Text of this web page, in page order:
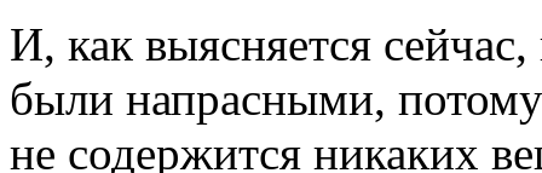
И, как выясняется
были напрасными, потому
не содержится никаких